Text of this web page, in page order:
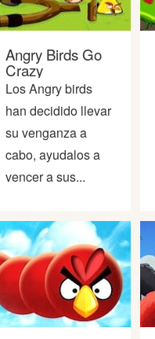
Angry Birds Go
Crazy
Los Angry birds
han decidido llevar
su venganza a
cabo, ayudalos a
vencer a sus...